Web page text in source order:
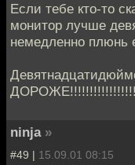
Если тебе кто-то
монитор лучше
немедленно плюнь
ninja »
#49 | 15.09.01 08:15